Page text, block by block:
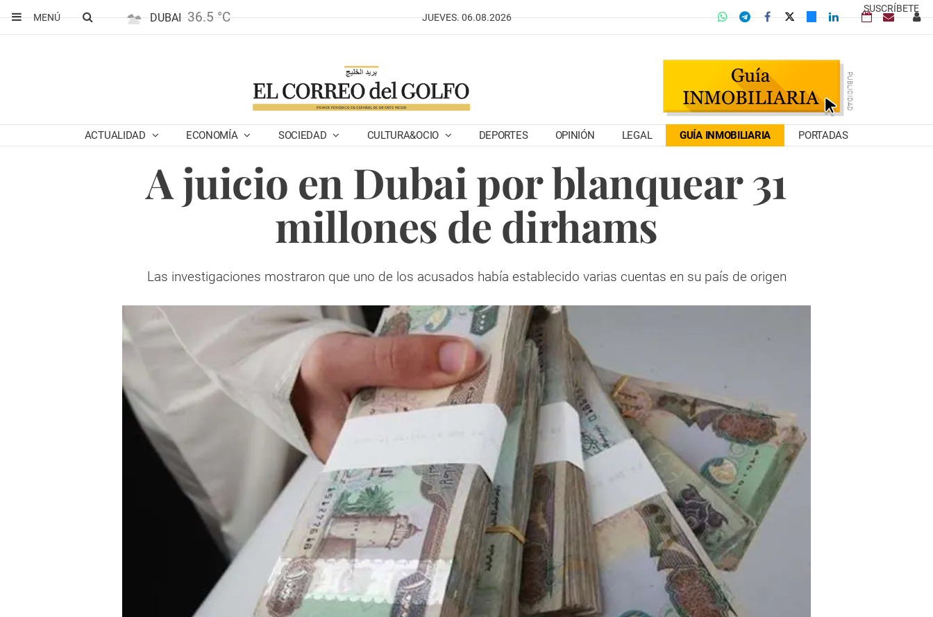
SUSCRÍBETE
MENÚ
DUBAI 36.5 °C JUEVES. 06.08.2026
ACTUALIDAD ECONOMÍA SOCIEDAD CULTURA&OCIO DEPORTES OPINIÓN LEGAL GUÍA INMOBILIARIA PORTADAS
A juicio en Dubai por blanquear 31
millones de dirhams
Las investigaciones mostraron que uno de los acusados ​​había establecido varias cuentas en su país de origen